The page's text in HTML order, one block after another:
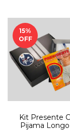
15%
OFF
Kit Presente
Pijama